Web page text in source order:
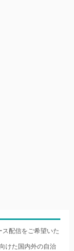
配信をご希望いた
けた国内外の自治